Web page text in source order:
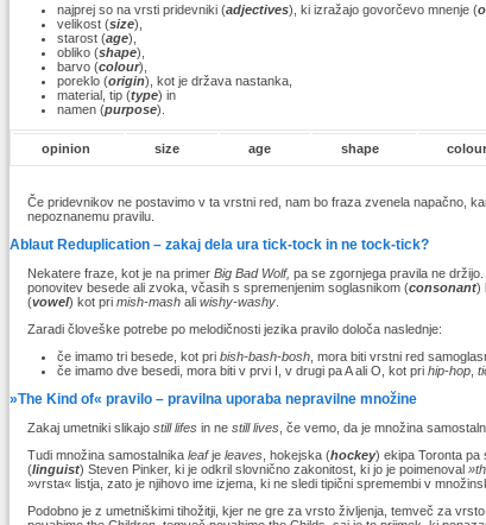
najprej so na vrsti pridevniki (adjectives), ki izražajo govorčevo mnenje (
velikost (size),
starost (age),
obliko (shape),
barvo (colour),
poreklo (origin), kot je država nastanka,
material, tip (type) in
namen (purpose).
opinion size age shape colour
Če pridevnikov ne postavimo v ta vrstni red, nam bo fraza zvenela napačno,
nepoznanemu pravilu.
Ablaut Reduplication – zakaj dela ura tick-tock in ne tock-tick?
Nekatere fraze, kot je na primer Big Bad Wolf, pa se zgornjega pravila ne
ponovitev besede ali zvoka, včasih s spremenjenim soglasnikom (consonant)
(vowel) kot pri mish-mash ali wishy-washy
Zaradi človeške potrebe po melodičnosti jezika pravilo določa naslednje:
če imamo tri besede, kot pri bish-bash-bosh , mora biti vrstni red
če imamo dve besedi, mora biti v prvi I, v drugi pa A ali O, kot pri hip-hop
»The Kind of« pravilo – pravilna uporaba nepravilne množine
Zakaj umetniki slikajo still lifes in ne still lives , če vemo, da je množina
Tudi množina samostalnika leafje leaves , hokejska (hockey) ekipa Toronta pa
(linguist) Steven Pinker, ki je odkril slovnično zakonitost, ki jo je poimenoval
»vrsta« listja, zato je njihovo ime izjema, ki ne sledi tipični spremembi v
Podobno je z umetniškimi tihožitji, kjer ne gre za vrsto življenja, temveč za